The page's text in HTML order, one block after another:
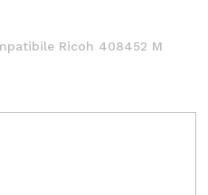
Ricoh 408452 M